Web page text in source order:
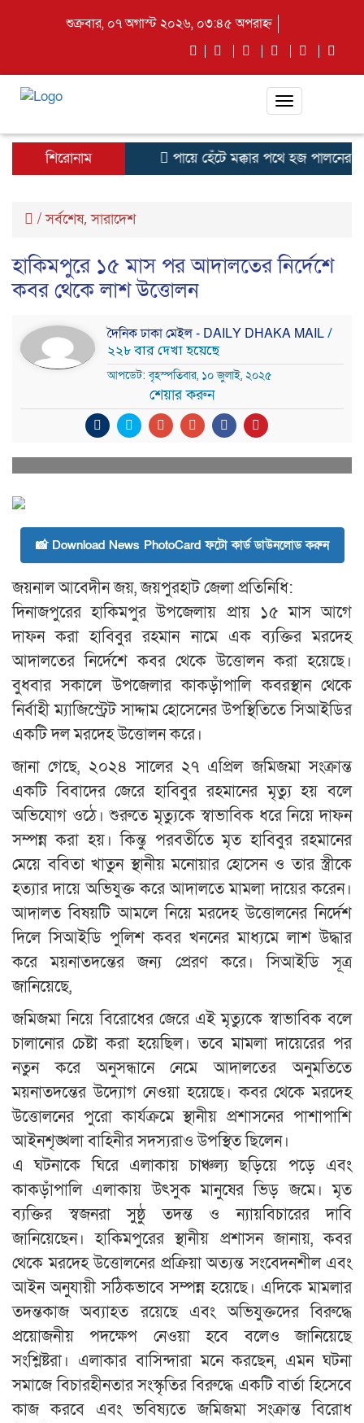
শুক্রবার, ০৭ অগাস্ট ২০২৬, ০৩:৪৫ অপরাহ্ন
Toggle
শিরোনাম
পায়ে হেঁটে মক্কার পথে হজ পালনের
/সর্বশেষ,সারাদেশ
হাকিমপুরে ১৫ মাস পর আদালতের নির্দেশে
কবর থেকে লাশ উত্তোলন
দৈনিক ঢাকা মেইল - DAILY DHAKA MAIL/
২২৮ বার দেখা হয়েছে
আপডেট: বৃহস্পতিবার, ১০ জুলাই, ২০২৫
শেয়ার করুন
📸 Download News PhotoCard ফটো কার্ড ডাউনলোড করুন
জয়নাল আবেদীন জয়, জয়পুরহাট জেলা প্রতিনিধি:
দিনাজপুরের হাকিমপুর উপজেলায় প্রায় ১৫ মাস আগে
দাফন করা হাবিবুর রহমান নামে এক ব্যক্তির মরদেহ
আদালতের নির্দেশে কবর থেকে উত্তোলন করা হয়েছে।
বুধবার সকালে উপজেলার কাকড়াঁপালি কবরস্থান থেকে
নির্বাহী ম্যাজিস্ট্রেট সাদ্দাম হোসেনের উপস্থিতিতে সিআইডির
একটি দল মরদেহ উত্তোলন করে।
জানা গেছে, ২০২৪ সালের ২৭ এপ্রিল জমিজমা সংক্রান্ত
একটি বিবাদের জেরে হাবিবুর রহমানের মৃত্যু হয় বলে
অভিযোগ ওঠে। শুরুতে মৃত্যুকে স্বাভাবিক ধরে নিয়ে দাফন
সম্পন্ন করা হয়। কিন্তু পরবর্তীতে মৃত হাবিবুর রহমানের
মেয়ে ববিতা খাতুন স্থানীয় মনোয়ার হোসেন ও তার স্ত্রীকে
হত্যার দায়ে অভিযুক্ত করে আদালতে মামলা দায়ের করেন।
আদালত বিষয়টি আমলে নিয়ে মরদেহ উত্তোলনের নির্দেশ
দিলে সিআইডি পুলিশ কবর খননের মাধ্যমে লাশ উদ্ধার
করে ময়নাতদন্তের জন্য প্রেরণ করে। সিআইডি সূত্র
জানিয়েছে,
জমিজমা নিয়ে বিরোধের জেরে এই মৃত্যুকে স্বাভাবিক বলে
চালানোর চেষ্টা করা হয়েছিল। তবে মামলা দায়েরের পর
নতুন করে অনুসন্ধানে নেমে আদালতের অনুমতিতে
ময়নাতদন্তের উদ্যোগ নেওয়া হয়েছে। কবর থেকে মরদেহ
উত্তোলনের পুরো কার্যক্রমে স্থানীয় প্রশাসনের পাশাপাশি
আইনশৃঙ্খলা বাহিনীর সদস্যরাও উপস্থিত ছিলেন।
এ ঘটনাকে ঘিরে এলাকায় চাঞ্চল্য ছড়িয়ে পড়ে এবং
কাকড়াঁপালি এলাকায় উৎসুক মানুষের ভিড় জমে। মৃত
ব্যক্তির স্বজনরা সুষ্ঠু তদন্ত ও ন্যায়বিচারের দাবি
জানিয়েছেন। হাকিমপুরের স্থানীয় প্রশাসন জানায়, কবর
থেকে মরদেহ উত্তোলনের প্রক্রিয়া অত্যন্ত সংবেদনশীল এবং
আইন অনুযায়ী সঠিকভাবে সম্পন্ন হয়েছে। এদিকে মামলার
তদন্তকাজ অব্যাহত রয়েছে এবং অভিযুক্তদের বিরুদ্ধে
প্রয়োজনীয় পদক্ষেপ নেওয়া হবে বলেও জানিয়েছে
সংশ্লিষ্টরা। এলাকার বাসিন্দারা মনে করছেন, এমন ঘটনা
সমাজে বিচারহীনতার সংস্কৃতির বিরুদ্ধে একটি বার্তা হিসেবে
কাজ করবে এবং ভবিষ্যতে জমিজমা সংক্রান্ত বিরোধ